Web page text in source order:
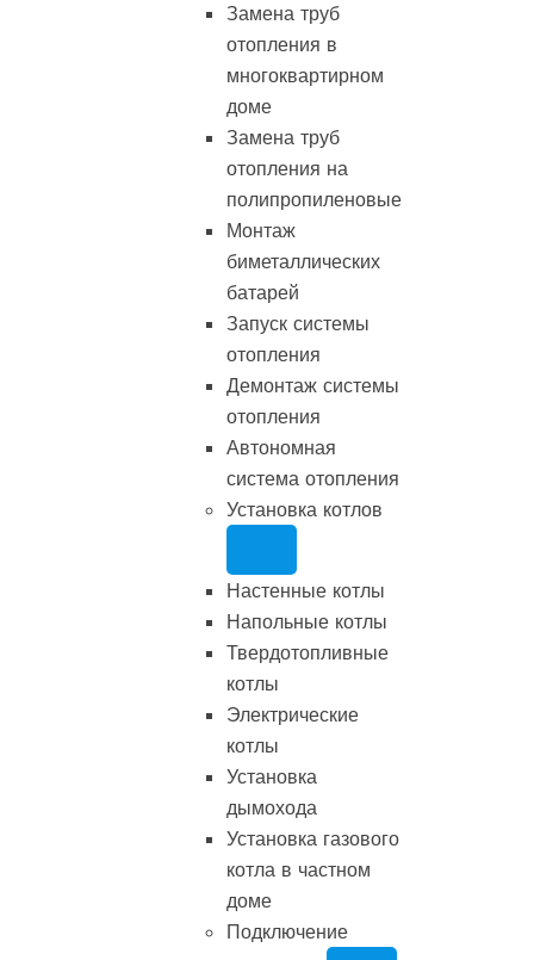
Замена труб
отопления в
многоквартирном
доме
Замена труб
отопления на
полипропиленовые
Монтаж
биметаллических
батарей
Запуск системы
отопления
Демонтаж системы
отопления
Автономная
система отопления
Установка котлов
Настенные котлы
Напольные котлы
Твердотопливные
котлы
Электрические
котлы
Установка
дымохода
Установка газового
котла в частном
доме
Подключение